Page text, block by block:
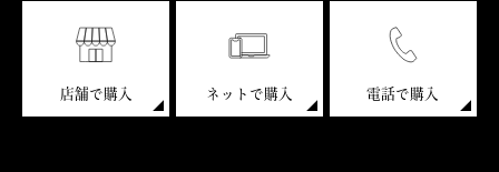
店舗で購入 ネットで購入 電話で購入